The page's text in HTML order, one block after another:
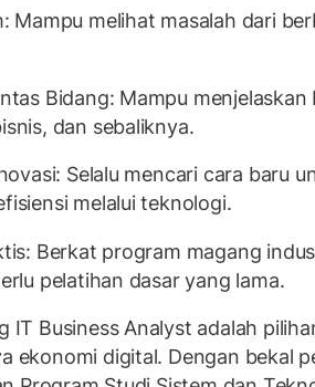
Mampu melihat masalah dari
Bidang: Mampu menjelaskan
dan sebaliknya.
Selalu mencari cara baru
melalui teknologi.
Berkat program magang
pelatihan dasar yang lama.
IT Business Analyst adalah
ekonomi digital. Dengan bekal